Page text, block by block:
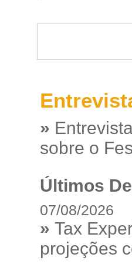
»
sobre o
Últimos
07/08/2026
» Tax
projeções